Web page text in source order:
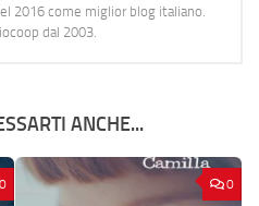
2016 come miglior blog italiano.
dal 2003.
ANCHE...
0 0